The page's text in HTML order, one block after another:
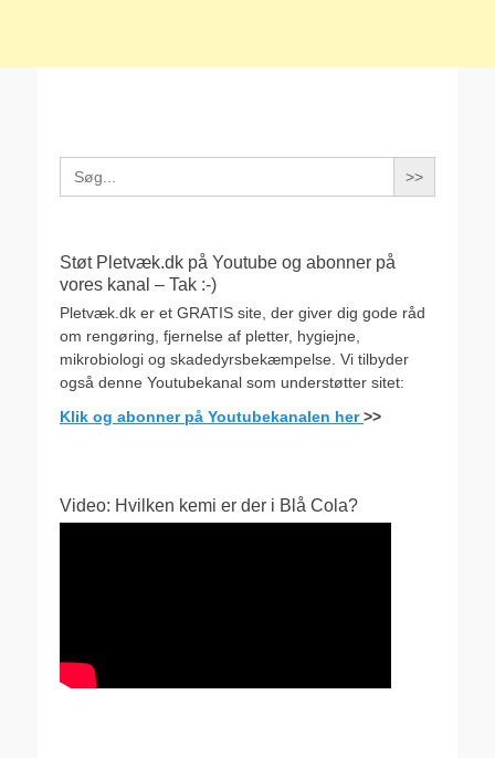
Search
for:
Støt Pletvæk.dk på Youtube og abonner på
vores kanal – Tak :-)
Pletvæk.dk er et GRATIS site, der giver dig gode råd
om rengøring, fjernelse af pletter, hygiejne,
mikrobiologi og skadedyrsbekæmpelse. Vi tilbyder
også denne Youtubekanal som understøtter sitet:
Klik og abonner på Youtubekanalen her>>
Video: Hvilken kemi er der i Blå Cola?